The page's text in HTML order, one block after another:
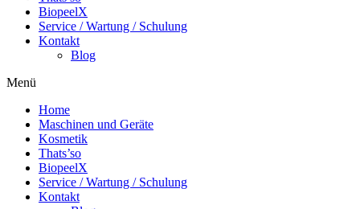
BiopeelX
Service / Wartung / Schulung
Kontakt
Blog
Menü
Home
Maschinen und Geräte
Kosmetik
Thats’so
BiopeelX
Service / Wartung / Schulung
Kontakt